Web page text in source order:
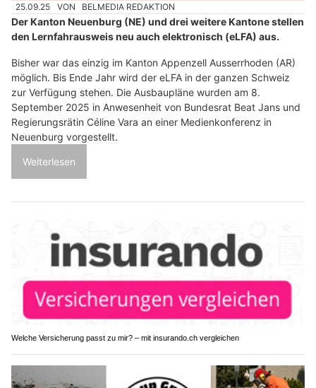
25.09.25 VON BELMEDIA REDAKTION
Der Kanton Neuenburg (NE) und drei weitere Kantone stellen
den Lernfahrausweis neu auch elektronisch (eLFA) aus.
Bisher war das einzig im Kanton Appenzell Ausserrhoden (AR)
möglich. Bis Ende Jahr wird der eLFA in der ganzen Schweiz
zur Verfügung stehen. Die Ausbaupläne wurden am 8.
September 2025 in Anwesenheit von Bundesrat Beat Jans und
Regierungsrätin Céline Vara an einer Medienkonferenz in
Neuenburg vorgestellt.
Weiterlesen
Welche Versicherung passt zu mir? – mit insurando.ch vergleichen